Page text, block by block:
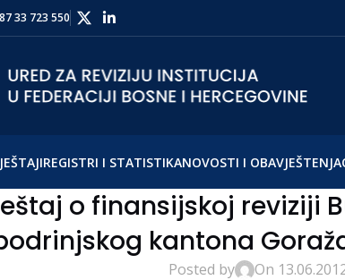
33 723 550
REGISTRI I STATISTIKANOVOSTI I OBAVJEŠTENJA
o finansijskoj reviziji
kantona
Posted by On